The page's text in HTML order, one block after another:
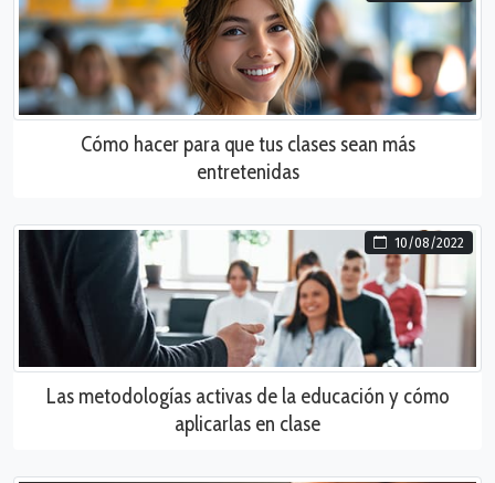
Cómo hacer para que tus clases sean más
entretenidas
10/08/2022
Las metodologías activas de la educación y cómo
aplicarlas en clase